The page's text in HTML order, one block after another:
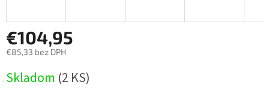
€104,95
€85,33 bez DPH
cena:
Skladom (2 KS)